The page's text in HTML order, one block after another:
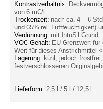
Kontrastverhältnis:
von 6 mC/l
Trockenzeit: nach ca. 4 – 6
und 65% rel. Luftfeuchtigkeit)
Verdünnung: mit IntuSil Grund
VOC-Gehalt: EU-Grenzwert
Wert für dieses Anstrichmittel
Lagerung: kühl, jedoch
festverschlossenen
Lieferform: 2,5 l / 5 l / 12,5 l